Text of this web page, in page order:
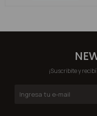
¡Suscribite y